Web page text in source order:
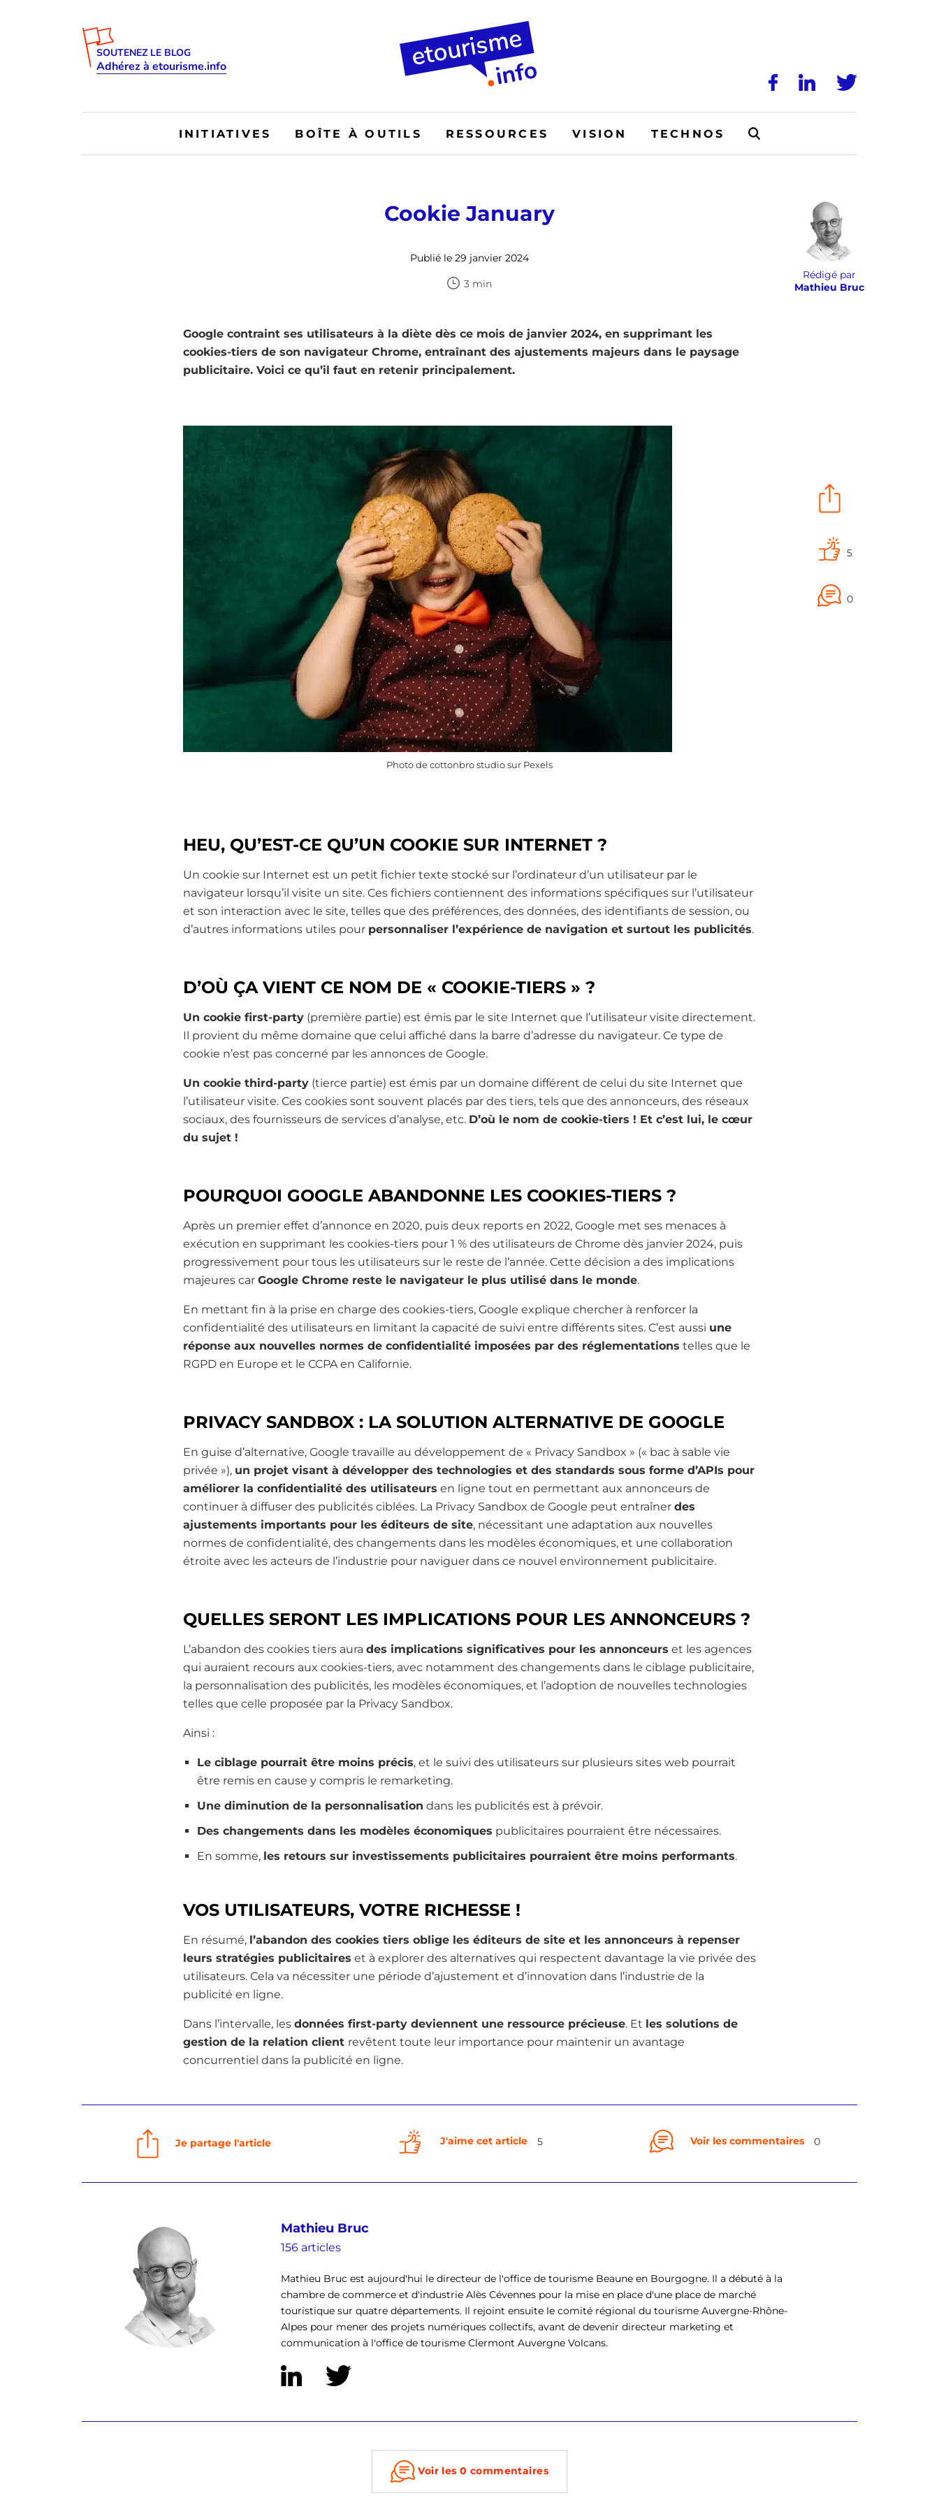
SOUTENEZ LE BLOG
Adhérez à etourisme.info
INITIATIVES BOÎTE À OUTILS RESSOURCES VISION TECHNOS
Cookie January
Publié le 29 janvier 2024
3 min
Rédigé par
Mathieu Bruc
5
0
Google contraint ses utilisateurs à la diète dès ce mois de janvier 2024, en supprimant les
cookies-tiers de son navigateur Chrome, entraînant des ajustements majeurs dans le paysage
publicitaire. Voici ce qu’il faut en retenir principalement.
Photo de cottonbro studio sur Pexels
HEU, QU’EST-CE QU’UN COOKIE SUR INTERNET ?
Un cookie sur Internet est un petit fichier texte stocké sur l’ordinateur d’un utilisateur par le
navigateur lorsqu’il visite un site. Ces fichiers contiennent des informations spécifiques sur l’utilisateur
et son interaction avec le site, telles que des préférences, des données, des identifiants de session, ou
d’autres informations utiles pour personnaliser l’expérience de navigation et surtout les publicités.
D’OÙ ÇA VIENT CE NOM DE « COOKIE-TIERS » ?
Un cookie first-party (première partie) est émis par le site Internet que l’utilisateur visite directement.
Il provient du même domaine que celui affiché dans la barre d’adresse du navigateur. Ce type de
cookie n’est pas concerné par les annonces de Google.
Un cookie third-party (tierce partie) est émis par un domaine différent de celui du site Internet que
l’utilisateur visite. Ces cookies sont souvent placés par des tiers, tels que des annonceurs, des réseaux
sociaux, des fournisseurs de services d’analyse, etc. D’où le nom de cookie-tiers ! Et c’est lui, le cœur
du sujet !
POURQUOI GOOGLE ABANDONNE LES COOKIES-TIERS ?
Après un premier effet d’annonce en 2020, puis deux reports en 2022, Google met ses menaces à
exécution en supprimant les cookies-tiers pour 1 % des utilisateurs de Chrome dès janvier 2024, puis
progressivement pour tous les utilisateurs sur le reste de l’année. Cette décision a des implications
majeures car Google Chrome reste le navigateur le plus utilisé dans le monde.
En mettant fin à la prise en charge des cookies-tiers, Google explique chercher à renforcer la
confidentialité des utilisateurs en limitant la capacité de suivi entre différents sites. C’est aussi une
réponse aux nouvelles normes de confidentialité imposées par des réglementations telles que le
RGPD en Europe et le CCPA en Californie.
PRIVACY SANDBOX : LA SOLUTION ALTERNATIVE DE GOOGLE
En guise d’alternative, Google travaille au développement de « Privacy Sandbox » (« bac à sable vie
privée »), un projet visant à développer des technologies et des standards sous forme d’APIs pour
améliorer la confidentialité des utilisateurs en ligne tout en permettant aux annonceurs de
continuer à diffuser des publicités ciblées. La Privacy Sandbox de Google peut entraîner des
ajustements importants pour les éditeurs de site, nécessitant une adaptation aux nouvelles
normes de confidentialité, des changements dans les modèles économiques, et une collaboration
étroite avec les acteurs de l’industrie pour naviguer dans ce nouvel environnement publicitaire.
QUELLES SERONT LES IMPLICATIONS POUR LES ANNONCEURS ?
L’abandon des cookies tiers aura des implications significatives pour les annonceurs et les agences
qui auraient recours aux cookies-tiers, avec notamment des changements dans le ciblage publicitaire,
la personnalisation des publicités, les modèles économiques, et l’adoption de nouvelles technologies
telles que celle proposée par la Privacy Sandbox.
Ainsi :
Le ciblage pourrait être moins précis, et le suivi des utilisateurs sur plusieurs sites web pourrait
être remis en cause y compris le remarketing.
Une diminution de la personnalisation dans les publicités est à prévoir.
Des changements dans les modèles économiques publicitaires pourraient être nécessaires.
En somme, les retours sur investissements publicitaires pourraient être moins performants.
VOS UTILISATEURS, VOTRE RICHESSE !
En résumé, l’abandon des cookies tiers oblige les éditeurs de site et les annonceurs à repenser
leurs stratégies publicitaires et à explorer des alternatives qui respectent davantage la vie privée des
utilisateurs. Cela va nécessiter une période d’ajustement et d’innovation dans l’industrie de la
publicité en ligne.
Dans l’intervalle, les données first-party deviennent une ressource précieuse. Et les solutions de
gestion de la relation client revêtent toute leur importance pour maintenir un avantage
concurrentiel dans la publicité en ligne.
Je partage l'article J'aime cet article 5 Voir les commentaires 0
Mathieu Bruc
156 articles
Mathieu Bruc est aujourd'hui le directeur de l'office de tourisme Beaune en Bourgogne. Il a débuté à la
chambre de commerce et d'industrie Alès Cévennes pour la mise en place d'une place de marché
touristique sur quatre départements. Il rejoint ensuite le comité régional du tourisme Auvergne-Rhône-
Alpes pour mener des projets numériques collectifs, avant de devenir directeur marketing et
communication à l'office de tourisme Clermont Auvergne Volcans.
Voir les 0 commentaires